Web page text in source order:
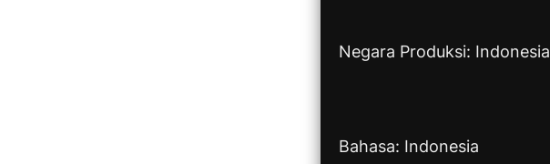
Negara Produksi: Indonesia
Bahasa: Indonesia